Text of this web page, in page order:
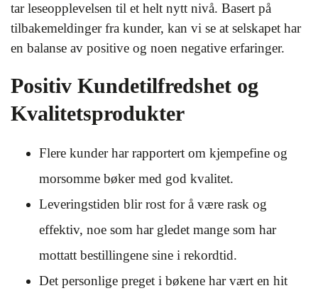
tar leseopplevelsen til et helt nytt nivå. Basert på
tilbakemeldinger fra kunder, kan vi se at selskapet har
en balanse av positive og noen negative erfaringer.
Positiv Kundetilfredshet og
Kvalitetsprodukter
Flere kunder har rapportert om kjempefine og
morsomme bøker med god kvalitet.
Leveringstiden blir rost for å være rask og
effektiv, noe som har gledet mange som har
mottatt bestillingene sine i rekordtid.
Det personlige preget i bøkene har vært en hit